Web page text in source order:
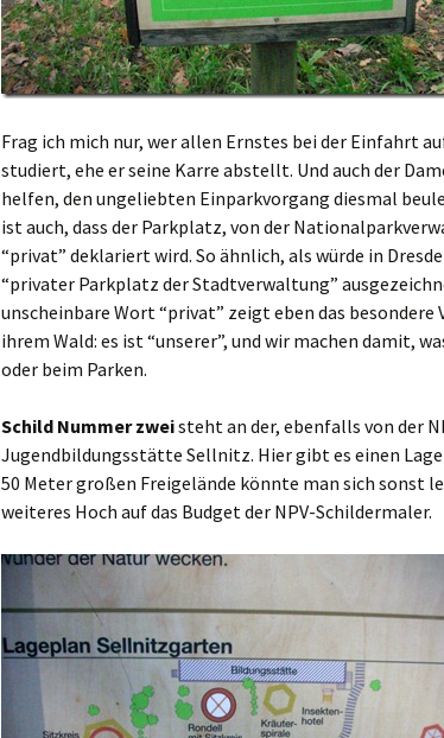
Frag ich mich nur, wer allen Ernstes bei der Einfahrt
studiert, ehe er seine Karre abstellt. Und auch der
helfen, den ungeliebten Einparkvorgang diesmal
ist auch, dass der Parkplatz, von der
“privat” deklariert wird. So ähnlich, als würde in
“privater Parkplatz der Stadtverwaltung”
unscheinbare Wort “privat” zeigt eben das
ihrem Wald: es ist “unserer”, und wir machen damit,
oder beim Parken.
Schild Nummer zweisteht an der, ebenfalls von der
Jugendbildungsstätte Sellnitz. Hier gibt es einen
50 Meter großen Freigelände könnte man sich sonst
weiteres Hoch auf das Budget der NPV-Schildermaler.